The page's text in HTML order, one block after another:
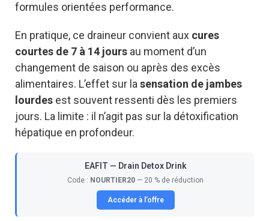
formules orientées performance.
En pratique, ce draineur convient aux cures
courtes de 7 à 14 jours au moment d’un
changement de saison ou après des excès
alimentaires. L’effet sur la sensation de jambes
lourdes est souvent ressenti dès les premiers
jours. La limite : il n’agit pas sur la détoxification
hépatique en profondeur.
EAFIT — Drain Detox Drink
Code : NOURTIER20 — 20 % de réduction
Accéder à l’offre